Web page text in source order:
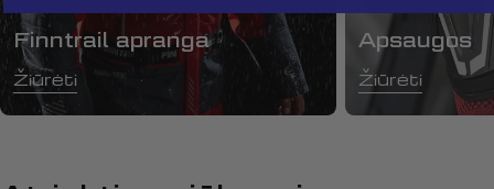
Finntrail apranga
Žiūrėti
Apsaugos
Žiūrėti